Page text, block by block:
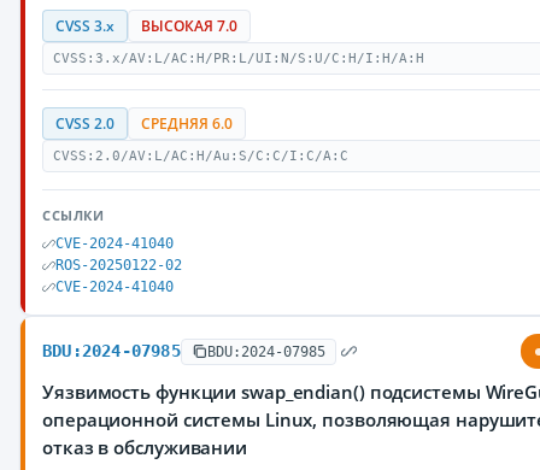
CVSS 3.x ВЫСОКАЯ 7.0
CVSS:3.x/AV:L/AC:H/PR:L/UI:N/S:U/C:H/I:H/A:H
CVSS 2.0 СРЕДНЯЯ 6.0
CVSS:2.0/AV:L/AC:H/Au:S/C:C/I:C/A:C
ССЫЛКИ
CVE-2024-41040
ROS-20250122-02
CVE-2024-41040
BDU:2024-07985 BDU:2024-07985
Уязвимость функции swap_endian() подсистемы
операционной системы Linux, позволяющая
отказ в обслуживании